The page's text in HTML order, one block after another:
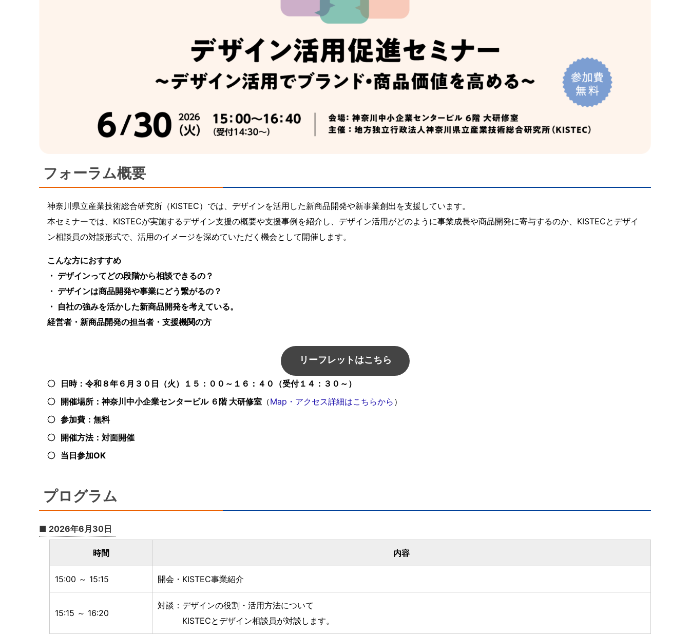
フォーラム概要
神奈川県立産業技術総合研究所（KISTEC）では、デザインを活用した新商品開発や新事業創出を支援しています。
本セミナーでは、KISTECが実施するデザイン支援の概要や支援事例を紹介し、デザイン活用がどのように事業成長や商品開発に寄与するのか、KISTECとデザイ
ン相談員の対談形式で、活用のイメージを深めていただく機会として開催します。
こんな方におすすめ
・ デザインってどの段階から相談できるの？
・ デザインは商品開発や事業にどう繋がるの？
・ 自社の強みを活かした新商品開発を考えている。
経営者・新商品開発の担当者・支援機関の方
リーフレットはこちら
日時：令和８年６月３０日（火）１５：００～１６：４０（受付１４：３０～）
開催場所：神奈川中小企業センタービル ６階 大研修室 （Map・アクセス詳細はこちらから ）
参加費：無料
開催方法：対面開催
当日参加OK
プログラム
■ 2026年6月30日
時間 内容
15:00 ～ 15:15 開会・KISTEC事業紹介
15:15 ～ 16:20
対談：デザインの役割・活用方法について
KISTECとデザイン相談員が対談します。